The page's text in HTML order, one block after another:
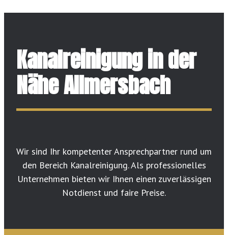
Kanalreinigung in der
Nähe Allmersbach
Wir sind Ihr kompetenter Ansprechpartner rund um
den Bereich Kanalreinigung. Als professionelles
Unternehmen bieten wir Ihnen einen zuverlässigen
Notdienst und faire Preise.